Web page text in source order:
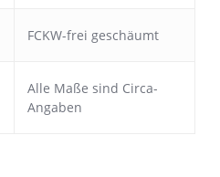
FCKW-frei geschäumt
Alle Maße sind Circa-
Angaben